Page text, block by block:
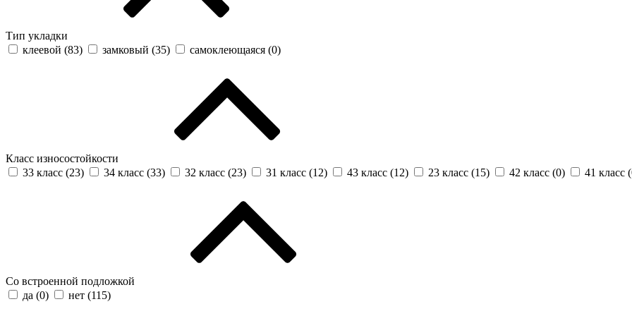
Тип укладки
клеевой (83) замковый (35) самоклеющаяся (0)
Класс износостойкости
33 класс (23) 34 класс (33) 32 класс (23) 31 класс (12) 43 класс (12) 23 класс (15) 42 класс (0) 41 класс (
Со встроенной подложкой
да (0) нет (115)